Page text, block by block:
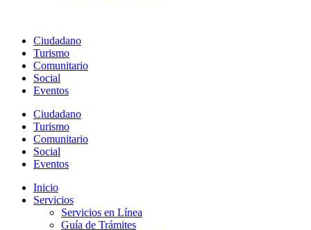
Ciudadano
Turismo
Comunitario
Social
Eventos
Ciudadano
Turismo
Comunitario
Social
Eventos
Inicio
Servicios
Servicios en Línea
Guía de Trámites